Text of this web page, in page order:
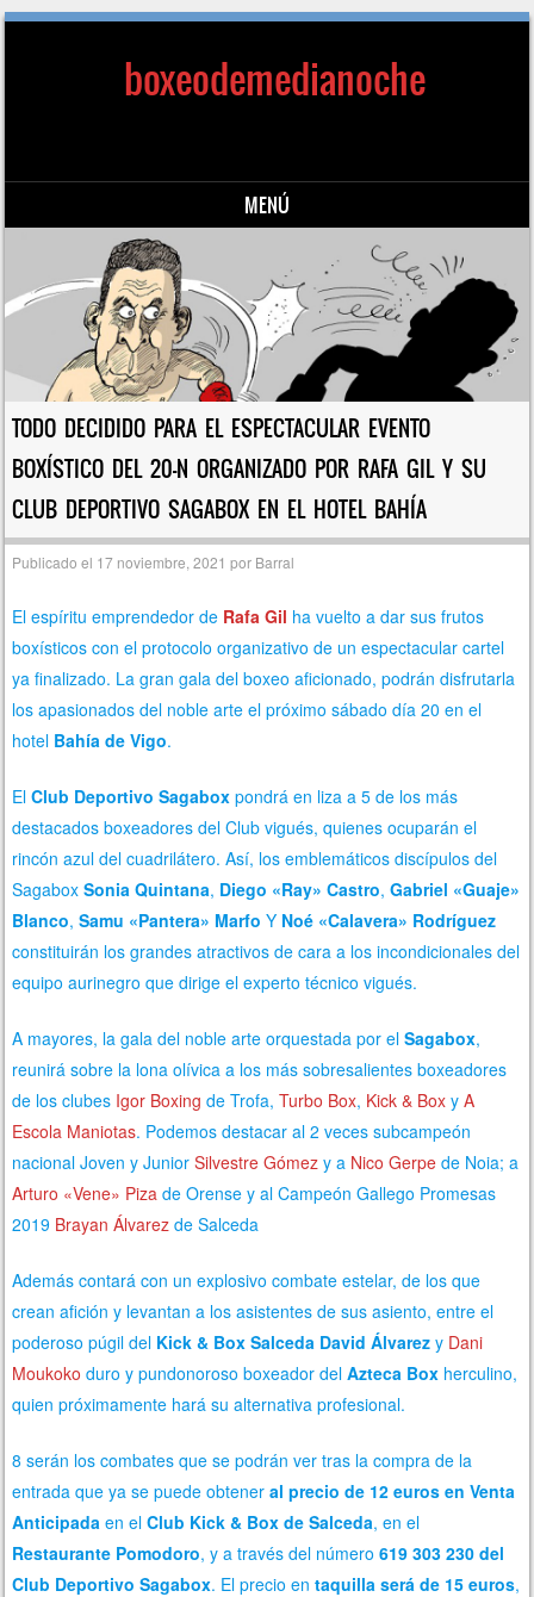
boxeodemedianoche
MENÚ
Saltar al contenido
TODO DECIDIDO PARA EL ESPECTACULAR EVENTO
BOXÍSTICO DEL 20-N ORGANIZADO POR RAFA GIL Y SU
CLUB DEPORTIVO SAGABOX EN EL HOTEL BAHÍA
Publicado el 17 noviembre, 2021 por Barral
El espíritu emprendedor de Rafa Gil ha vuelto a dar sus frutos
boxísticos con el protocolo organizativo de un espectacular cartel
ya finalizado. La gran gala del boxeo aficionado, podrán disfrutarla
los apasionados del noble arte el próximo sábado día 20 en el
hotel Bahía de Vigo.
ElClub Deportivo Sagabox pondrá en liza a 5 de los más
destacados boxeadores del Club vigués, quienes ocuparán el
rincón azul del cuadrilátero. Así, los emblemáticos discípulos del
SagaboxSonia Quintana, Diego «Ray» Castro,Gabriel «Guaje»
Blanco,Samu «Pantera» Marfo Y Noé «Calavera» Rodríguez
constituirán los grandes atractivos de cara a los incondicionales del
equipo aurinegro que dirige el experto técnico vigués.
A mayores, la gala del noble arte orquestada por elSagabox,
reunirá sobre la lona olívica a los más sobresalientes boxeadores
de los clubes Igor Boxing de Trofa,Turbo Box, Kick & Box yA
Escola Maniotas. Podemos destacar al 2 veces subcampeón
nacional Joven y JuniorSilvestre Gómez y a Nico Gerpe de Noia; a
Arturo «Vene» Piza de Orense y al Campeón Gallego Promesas
2019 Brayan Álvarez de Salceda
Además contará con un explosivo combate estelar, de los que
crean afición y levantan a los asistentes de sus asiento, entre el
poderoso púgil del Kick & Box Salceda David Álvarez y Dani
Moukoko duro y pundonoroso boxeador delAzteca Box herculino,
quien próximamente hará su alternativa profesional.
8 serán los combates que se podrán ver tras la compra de la
entrada que ya se puede obteneral precio de 12 euros en Venta
Anticipada en elClub Kick & Box de Salceda, en el
Restaurante Pomodoro, y a través del número619 303 230 del
Club Deportivo Sagabox. El precio entaquilla será de 15 euros,